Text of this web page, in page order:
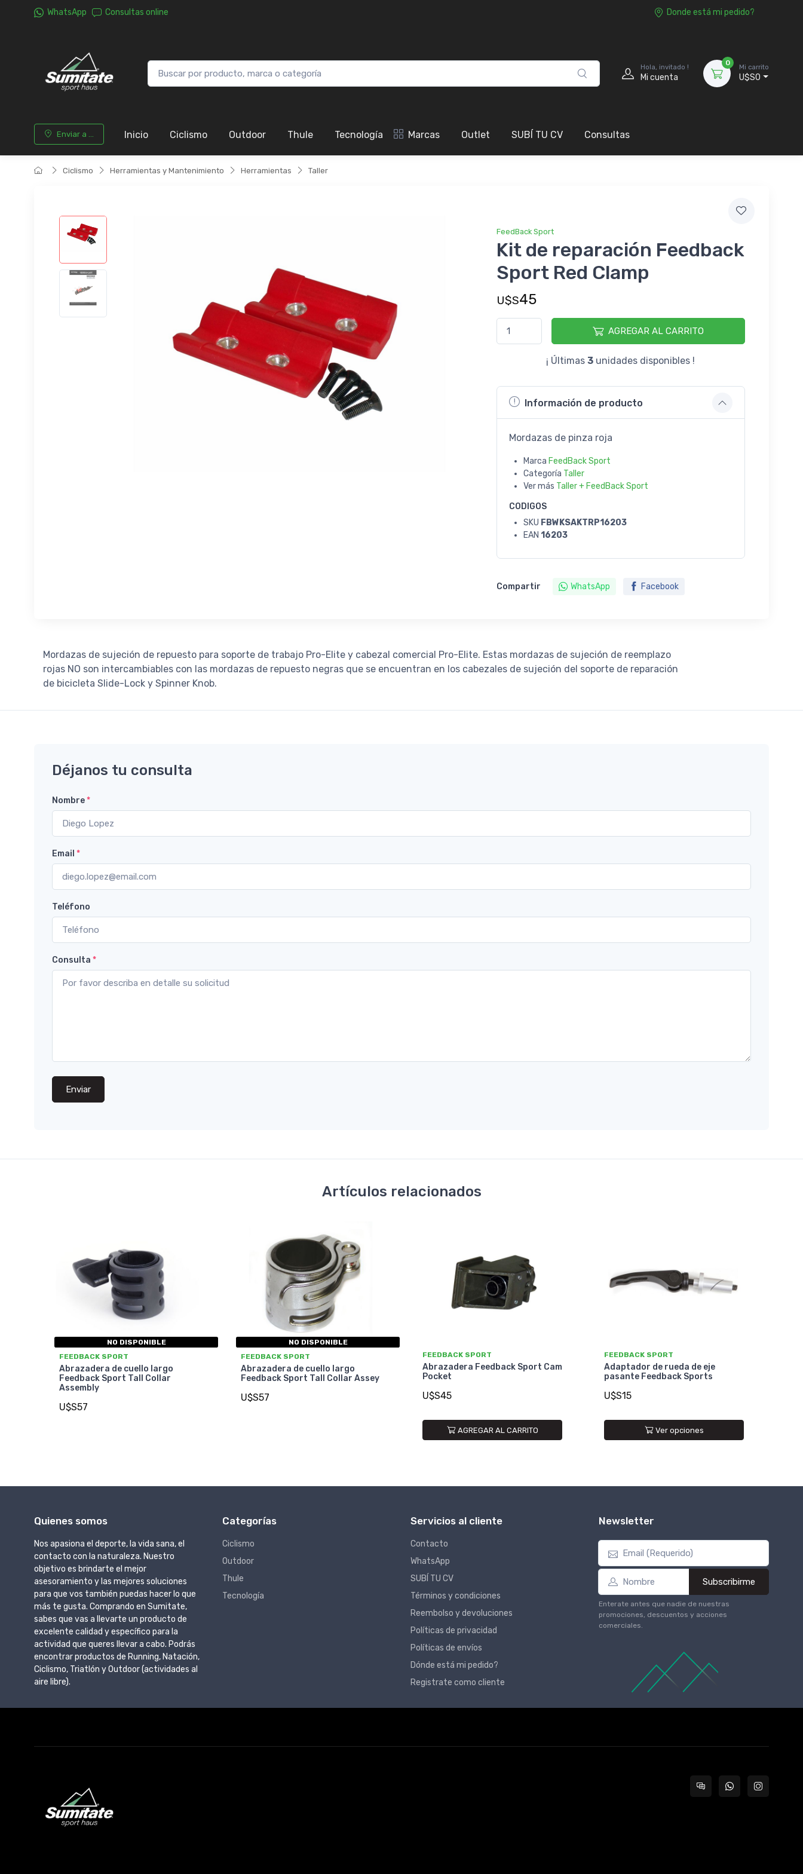
WhatsApp Consultas online Donde está mi pedido?
Hola, invitado !
Mi cuenta
0
Mi carrito
U$S0
Enviar a ... Inicio Ciclismo Outdoor Thule Tecnología Marcas Outlet SUBÍ TU CV Consultas
Ciclismo Herramientas y Mantenimiento Herramientas Taller
FeedBack Sport
Kit de reparación Feedback
Sport Red Clamp
U$S45
AGREGAR AL CARRITO
¡ Últimas3 unidades disponibles !
Información de producto
Mordazas de pinza roja
Marca FeedBack Sport
Categoría Taller
Ver más Taller + FeedBack Sport
CODIGOS
SKU FBWKSAKTRP16203
EAN 16203
Compartir WhatsApp Facebook
Mordazas de sujeción de repuesto para soporte de trabajo Pro-Elite y cabezal comercial Pro-Elite. Estas mordazas de sujeción de reemplazo
rojas NO son intercambiables con las mordazas de repuesto negras que se encuentran en los cabezales de sujeción del soporte de reparación
de bicicleta Slide-Lock y Spinner Knob.
Déjanos tu consulta
Nombre*
Email *
Teléfono
Consulta *
Enviar
Artículos relacionados
NO DISPONIBLE
FEEDBACK SPORT
Abrazadera de cuello largo
Feedback Sport Tall Collar
Assembly
U$S57
NO DISPONIBLE
FEEDBACK SPORT
Abrazadera de cuello largo
Feedback Sport Tall Collar Assey
U$S57
FEEDBACK SPORT
Abrazadera Feedback Sport Cam
Pocket
U$S45
AGREGAR AL CARRITO
FEEDBACK SPORT
Adaptador de rueda de eje
pasante Feedback Sports
U$S15
Ver opciones
Quienes somos
Nos apasiona el deporte, la vida sana, el
contacto con la naturaleza. Nuestro
objetivo es brindarte el mejor
asesoramiento y las mejores soluciones
para que vos también puedas hacer lo que
más te gusta. Comprando en Sumitate,
sabes que vas a llevarte un producto de
excelente calidad y específico para la
actividad que queres llevar a cabo. Podrás
encontrar productos de Running, Natación,
Ciclismo, Triatlón y Outdoor (actividades al
aire libre).
Categorías
Ciclismo
Outdoor
Thule
Tecnología
Servicios al cliente
Contacto
WhatsApp
SUBÍ TU CV
Términos y condiciones
Reembolso y devoluciones
Políticas de privacidad
Políticas de envíos
Dónde está mi pedido?
Registrate como cliente
Newsletter
Subscribirme
Enterate antes que nadie de nuestras
promociones, descuentos y acciones
comerciales.